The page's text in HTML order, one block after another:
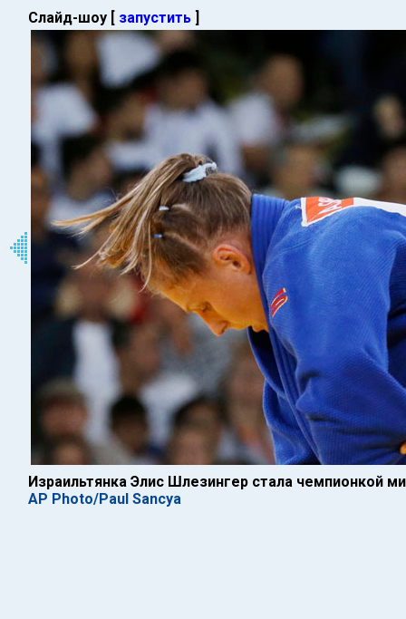
Слайд-шоу [ запустить ]
Израильтянка Элис Шлезингер стала чемпионкой
AP Photo/Paul Sancya